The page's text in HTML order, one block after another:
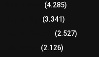
(4.285)
(3.341)
(2.527)
(2.126)